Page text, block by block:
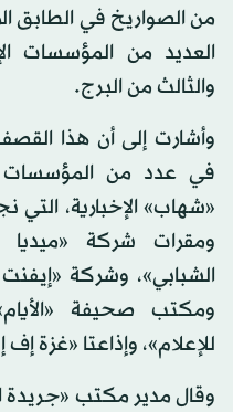
من الصواريخ في الطابق
العديد من المؤسسات
والثالث من البرج.
وأشارت إلى أن هذا
في عدد من المؤسسات
«شهاب» الإخبارية، التي
ومقرات شركة «ميديا
الشبابي»، وشركة «إيفنت
ومكتب صحيفة
للإعلام»، وإذاعتا «غزة إف
وقال مدير مكتب «جريدة